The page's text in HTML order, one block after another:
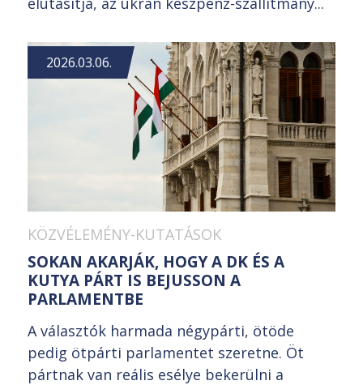
2026.03.06.
KÖZVÉLEMÉNY-KUTATÁSOK
SOKAN AKARJÁK, HOGY A DK ÉS A
KUTYA PÁRT IS BEJUSSON A
PARLAMENTBE
A választók harmada négypárti, ötöde
pedig ötpárti parlamentet szeretne. Öt
pártnak van reális esélye bekerülni a